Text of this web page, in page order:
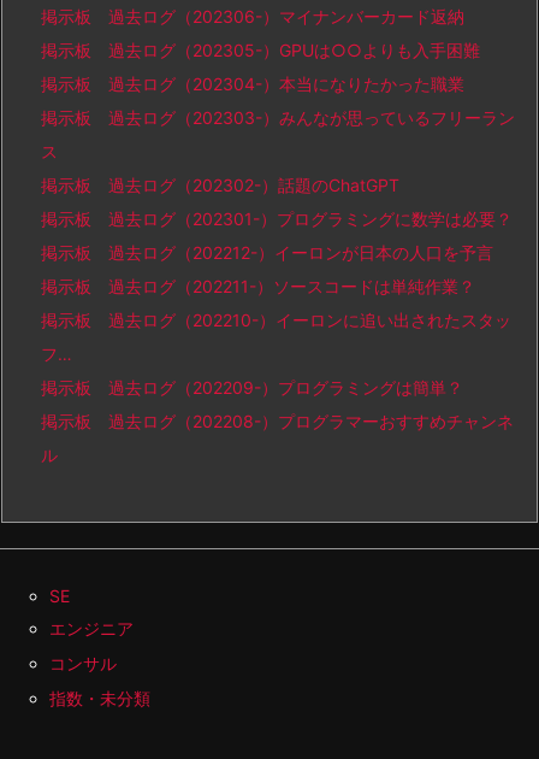
掲示板 過去ログ（202306-）マイナンバーカード返納
掲示板 過去ログ（202305-）GPUは○○よりも入手困難
掲示板 過去ログ（202304-）本当になりたかった職業
掲示板 過去ログ（202303-）みんなが思っているフリーラン
ス
掲示板 過去ログ（202302-）話題のChatGPT
掲示板 過去ログ（202301-）プログラミングに数学は必要？
掲示板 過去ログ（202212-）イーロンが日本の人口を予言
掲示板 過去ログ（202211-）ソースコードは単純作業？
掲示板 過去ログ（202210-）イーロンに追い出されたスタッ
フ…
掲示板 過去ログ（202209-）プログラミングは簡単？
掲示板 過去ログ（202208-）プログラマーおすすめチャンネ
ル
SE
エンジニア
コンサル
指数・未分類